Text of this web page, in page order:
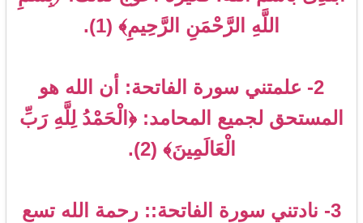
اللَّهِ الرَّحْمَنِ الرَّحِيمِ﴾ (1).
2- علمتني سورة الفاتحة: أن الله هو
المستحق لجميع المحامد: ﴿الْحَمْدُ لِلَّهِ رَبِّ
الْعَالَمِينَ﴾ (2).
3- نادتني سورة الفاتحة:: رحمة الله تسع